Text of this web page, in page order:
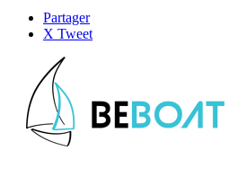
Partager
X Tweet